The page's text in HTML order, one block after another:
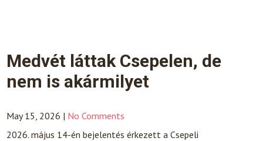
Medvét láttak Csepelen, de
nem is akármilyet
May 15, 2026 | No Comments
2026. május 14-én bejelentés érkezett a Csepeli